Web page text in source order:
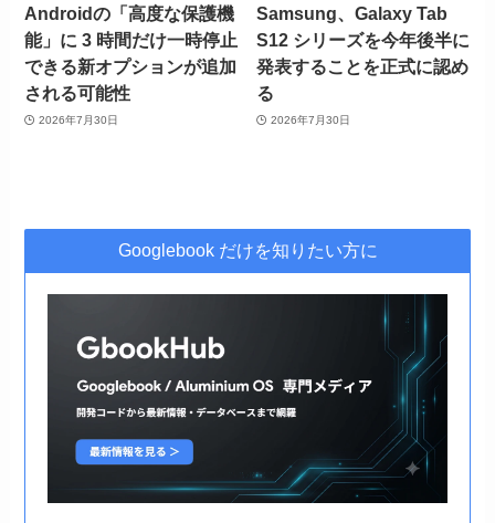
Androidの「高度な保護機
能」に 3 時間だけ一時停止
できる新オプションが追加
される可能性
2026年7月30日
Samsung、Galaxy Tab
S12 シリーズを今年後半に
発表することを正式に認め
る
2026年7月30日
Googlebook だけを知りたい方に